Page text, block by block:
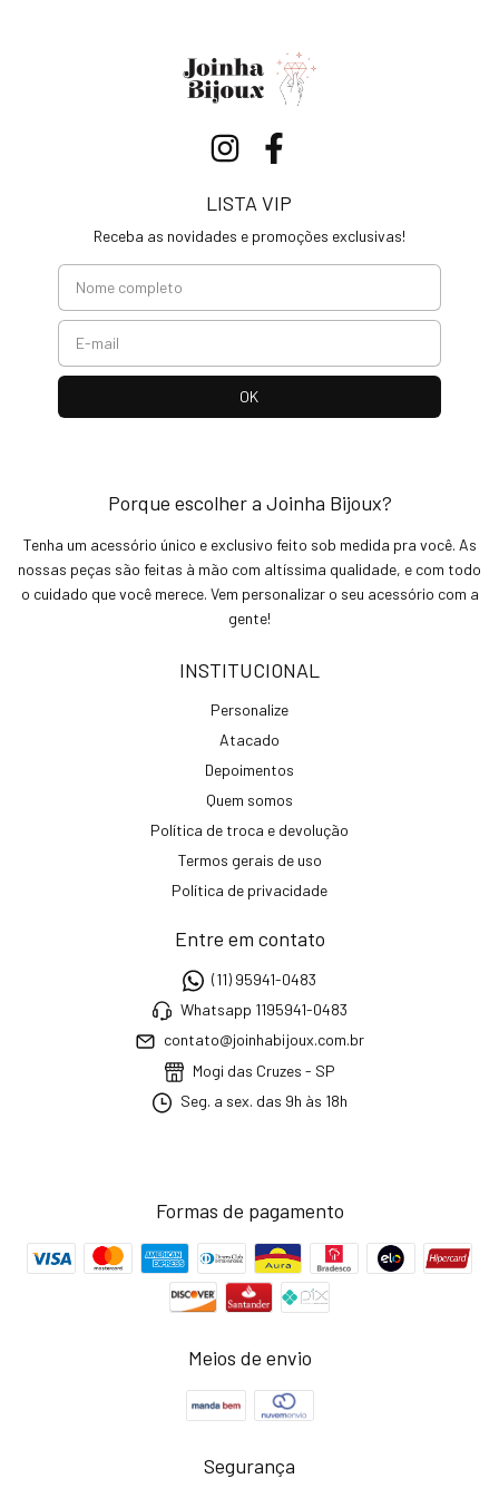
LISTA VIP
Receba as novidades e promoções exclusivas!
Porque escolher a Joinha Bijoux?
Tenha um acessório único e exclusivo feito sob medida pra você. As
nossas peças são feitas à mão com altíssima qualidade, e com todo
o cuidado que você merece. Vem personalizar o seu acessório com a
gente!
INSTITUCIONAL
Personalize
Atacado
Depoimentos
Quem somos
Política de troca e devolução
Termos gerais de uso
Política de privacidade
Entre em contato
(11) 95941-0483
Whatsapp 1195941-0483
contato@joinhabijoux.com.br
Mogi das Cruzes - SP
Seg. a sex. das 9h às 18h
Formas de pagamento
Meios de envio
Segurança